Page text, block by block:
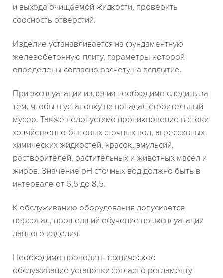
и выхода очищаемой жидкости, проверить
соосность отверстий.
Изделие устанавливается на фундаментную
железобетонную плиту, параметры которой
определены согласно расчету на всплытие.
При эксплуатации изделия необходимо следить за
тем, чтобы в установку не попадал строительный
мусор. Также недопустимо проникновение в стоки
хозяйственно-бытовых сточных вод, агрессивных
химических жидкостей, красок, эмульсий,
растворителей, растительных и животных масел и
жиров. Значение рН сточных вод должно быть в
интервале от 6,5 до 8,5.
К обслуживанию оборудования допускается
персонал, прошедший обучение по эксплуатации
данного изделия.
Необходимо проводить техническое
обслуживание установки согласно регламенту